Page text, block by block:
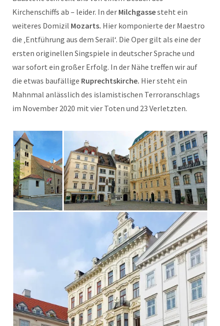
Kirchenschiffs ab – leider. In der Milchgassesteht ein
weiteres Domizil Mozarts. Hier komponierte der Maestro
die ‚Entführung aus dem Serail‘. Die Oper gilt als eine der
ersten originellen Singspiele in deutscher Sprache und
war sofort ein großer Erfolg. In der Nähe treffen wir auf
die etwas baufällige Ruprechtskirche. Hier steht ein
Mahnmal anlässlich des islamistischen Terroranschlags
im November 2020 mit vier Toten und 23 Verletzten.